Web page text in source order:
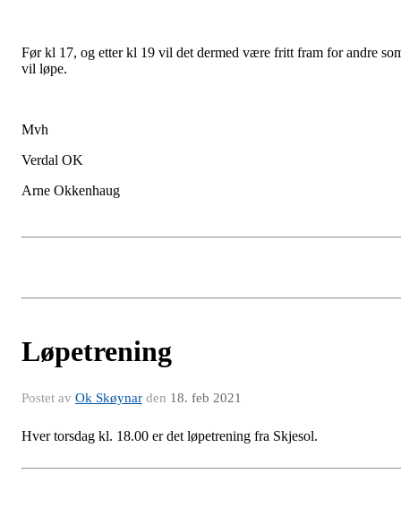
Før kl 17, og etter kl 19 vil det dermed være fritt fram for andre
vil løpe.
Mvh
Verdal OK
Arne Okkenhaug
Løpetrening
Postet av Ok Skøynar den 18. feb 2021
Hver torsdag kl. 18.00 er det løpetrening fra Skjesol.